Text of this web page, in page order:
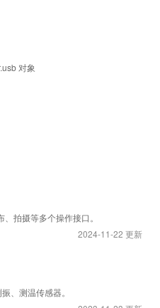
对象
拍摄等多个操作接口。
2024-11-22 更新
、测温传感器。